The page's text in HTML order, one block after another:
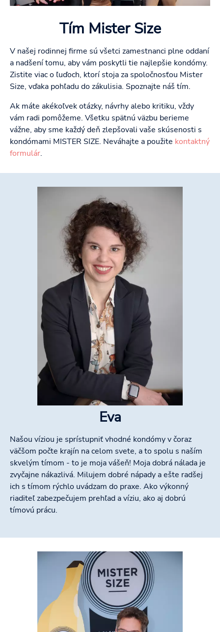
Tím Mister Size
V našej rodinnej firme sú všetci zamestnanci plne oddaní
a nadšení tomu, aby vám poskytli tie najlepšie kondómy.
Zistite viac o ľuďoch, ktorí stoja za spoločnosťou Mister
Size, vďaka pohľadu do zákulisia. Spoznajte náš tím.
Ak máte akékoľvek otázky, návrhy alebo kritiku, vždy
vám radi pomôžeme. Všetku spätnú väzbu berieme
vážne, aby sme každý deň zlepšovali vaše skúsenosti s
kondómami MISTER SIZE. Neváhajte a použite kontaktný
formulár.
Eva
Našou víziou je sprístupniť vhodné kondómy v čoraz
väčšom počte krajín na celom svete, a to spolu s naším
skvelým tímom - to je moja vášeň! Moja dobrá nálada je
zvyčajne nákazlivá. Milujem dobré nápady a ešte radšej
ich s tímom rýchlo uvádzam do praxe. Ako výkonný
riaditeľ zabezpečujem prehľad a víziu, ako aj dobrú
tímovú prácu.